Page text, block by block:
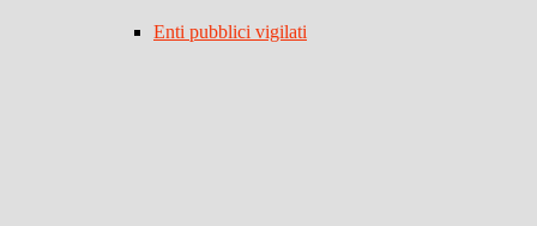
Enti pubblici vigilati